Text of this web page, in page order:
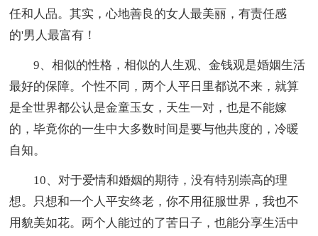
任和人品。其实，心地善良的女人最美丽，有责任感
的'男人最富有！
9、相似的性格，相似的人生观、金钱观是婚姻生活
最好的保障。个性不同，两个人平日里都说不来，就算
是全世界都公认是金童玉女，天生一对，也是不能嫁
的，毕竟你的一生中大多数时间是要与他共度的，冷暖
自知。
10、对于爱情和婚姻的期待，没有特别崇高的理
想。只想和一个人平安终老，你不用征服世界，我也不
用貌美如花。两个人能过的了苦日子，也能分享生活中